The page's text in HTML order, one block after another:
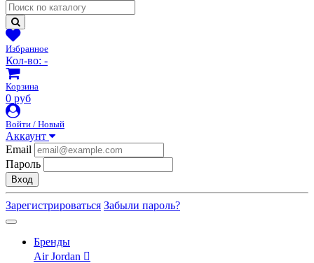
Избранное
Кол-во: -
Корзина
0 руб
Войти / Новый
Аккаунт
Email
Пароль
Вход
Зарегистрироваться Забыли пароль?
Бренды
Air Jordan